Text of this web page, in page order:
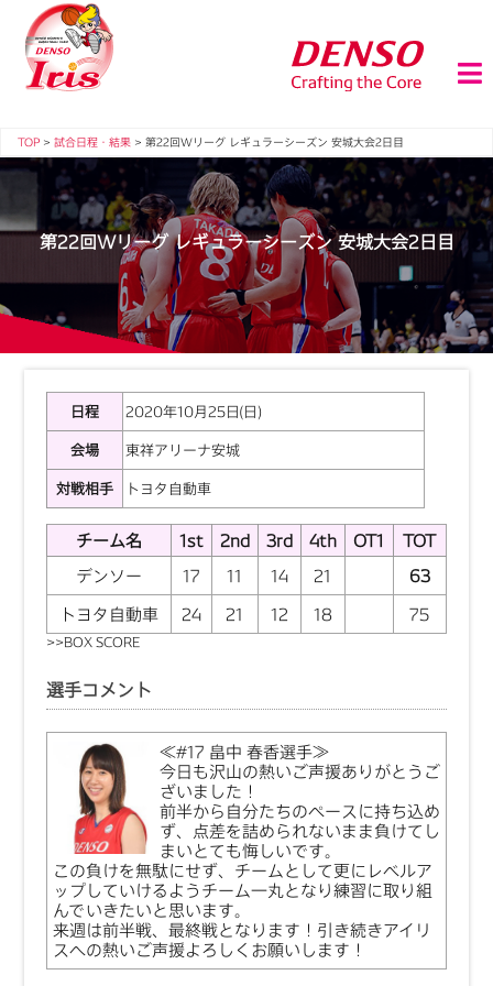
TOP > 試合日程・結果 > 第22回Wリーグ レギュラーシーズン 安城大会2日目
第22回Wリーグ レギュラーシーズン 安城大会2日目
日程
2020年10月25日(日)
会場
東祥アリーナ安城
対戦相手
トヨタ自動車
チーム名 1st 2nd 3rd 4th OT1
TOT
デンソー
17 11 14 21
63
トヨタ自動車
24 21 12 18 75
>>BOX SCORE
選手コメント
≪#17 畠中 春香選手≫
今日も沢山の熱いご声援ありがとうご
ざいました！
前半から自分たちのペースに持ち込め
ず、点差を詰められないまま負けてし
まいとても悔しいです。
この負けを無駄にせず、チームとして更にレベルア
ップしていけるようチーム一丸となり練習に取り組
んでいきたいと思います。
来週は前半戦、最終戦となります！引き続きアイリ
スへの熱いご声援よろしくお願いします！